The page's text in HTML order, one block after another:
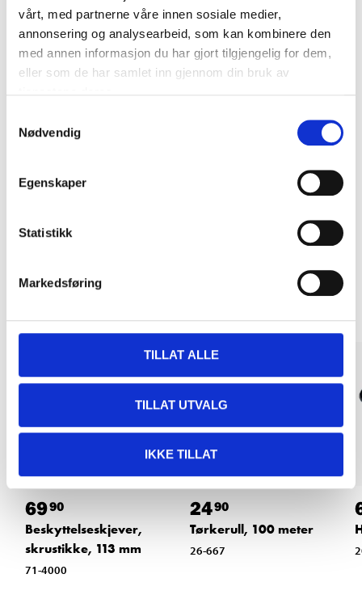
vårt, med partnerne våre innen sosiale medier,
annonsering og analysearbeid, som kan kombinere den
med annen informasjon du har gjort tilgjengelig for dem,
eller som de har samlet inn gjennom din bruk av
Nødvendig
Egenskaper
Statistikk
Markedsføring
TILLAT ALLE
TILLAT UTVALG
IKKE TILLAT
DEL OPP DIN BETALING
Andre kunder har også kjøpt
6990
Beskyttelseskjever,
skrustikke, 113 mm
71-4000
2490
Tørkerull, 100 meter
26-667